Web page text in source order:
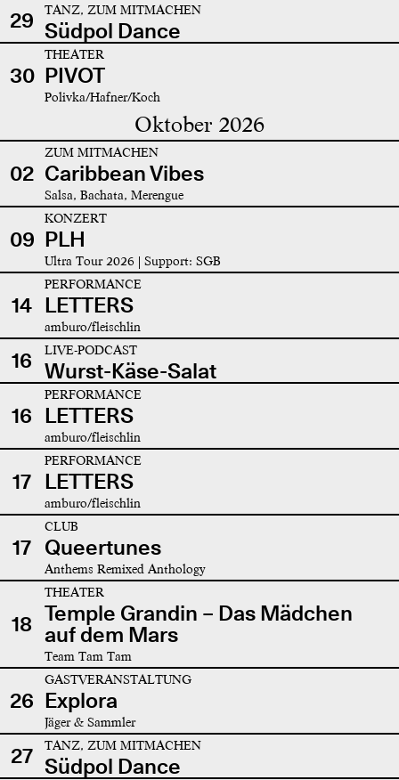
29 TANZ, ZUM MITMACHEN
Südpol Dance
30
THEATER
PIVOT
Polivka/Hafner/Koch
Oktober 2026
02
ZUM MITMACHEN
Caribbean Vibes
Salsa, Bachata, Merengue
09
KONZERT
PLH
Ultra Tour 2026 | Support: SGB
14
PERFORMANCE
LETTERS
amburo/fleischlin
16 LIVE-PODCAST
Wurst-Käse-Salat
16
PERFORMANCE
LETTERS
amburo/fleischlin
17
PERFORMANCE
LETTERS
amburo/fleischlin
17
CLUB
Queertunes
Anthems Remixed Anthology
18
THEATER
Temple Grandin – Das Mädchen
auf dem Mars
Team Tam Tam
26
GASTVERANSTALTUNG
Explora
Jäger & Sammler
27 TANZ, ZUM MITMACHEN
Südpol Dance